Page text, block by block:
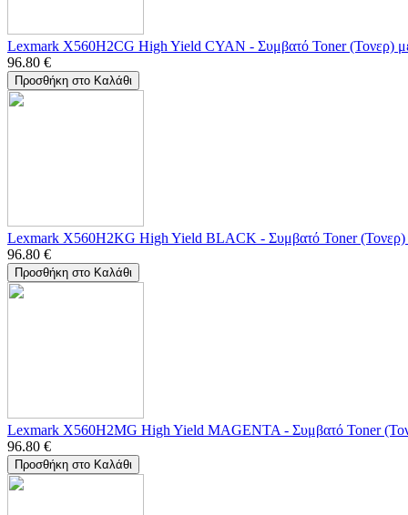
Lexmark X560H2CG High Yield CYAN - Συμβατό Toner (Τονερ)
96.80 €
Προσθήκη στο Καλάθι
Lexmark X560H2KG High Yield BLACK - Συμβατό Toner (Τονερ)
96.80 €
Προσθήκη στο Καλάθι
Lexmark X560H2MG High Yield MAGENTA - Συμβατό Toner
96.80 €
Προσθήκη στο Καλάθι